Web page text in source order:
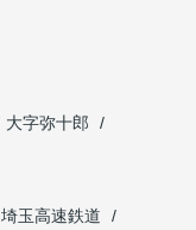
大字弥十郎
埼玉高速鉄道